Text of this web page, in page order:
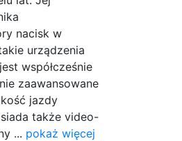
nacisk w
urządzenia
współcześnie
zaawansowane
jazdy
także video-
... pokaż więcej